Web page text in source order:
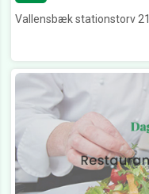
Vallensbæk stationstorv